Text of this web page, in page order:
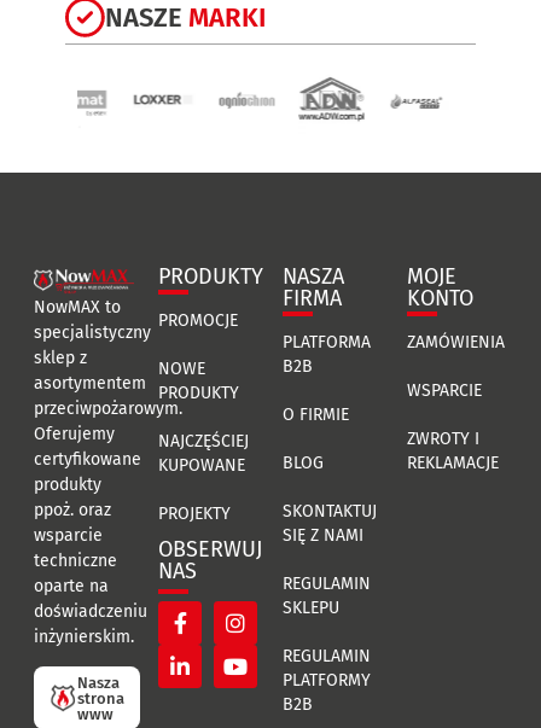
NASZE MARKI
NowMAX to
specjalistyczny
sklep z
asortymentem
przeciwpożarowym.
Oferujemy
certyfikowane
produkty
ppoż. oraz
wsparcie
techniczne
oparte na
doświadczeniu
inżynierskim.
Nasza
strona
www
PRODUKTY
PROMOCJE
NOWE
PRODUKTY
NAJCZĘŚCIEJ
KUPOWANE
PROJEKTY
OBSERWUJ
NAS
NASZA
FIRMA
PLATFORMA
B2B
O FIRMIE
BLOG
SKONTAKTUJ
SIĘ Z NAMI
REGULAMIN
SKLEPU
REGULAMIN
PLATFORMY
B2B
MOJE
KONTO
ZAMÓWIENIA
WSPARCIE
ZWROTY I
REKLAMACJE